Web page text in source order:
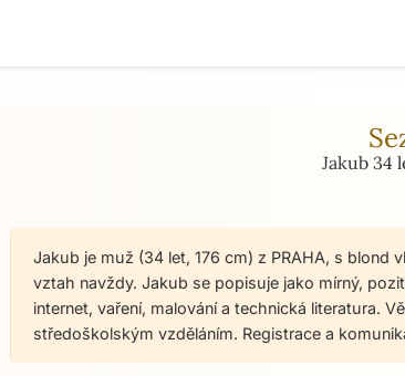
Jakub 34
Jakub je muž (34 let, 176 cm) z PRAHA, s blond
vztah navždy. Jakub se popisuje jako mírný,
internet, vaření, malování a technická literatura.
středoškolským vzděláním. Registrace a